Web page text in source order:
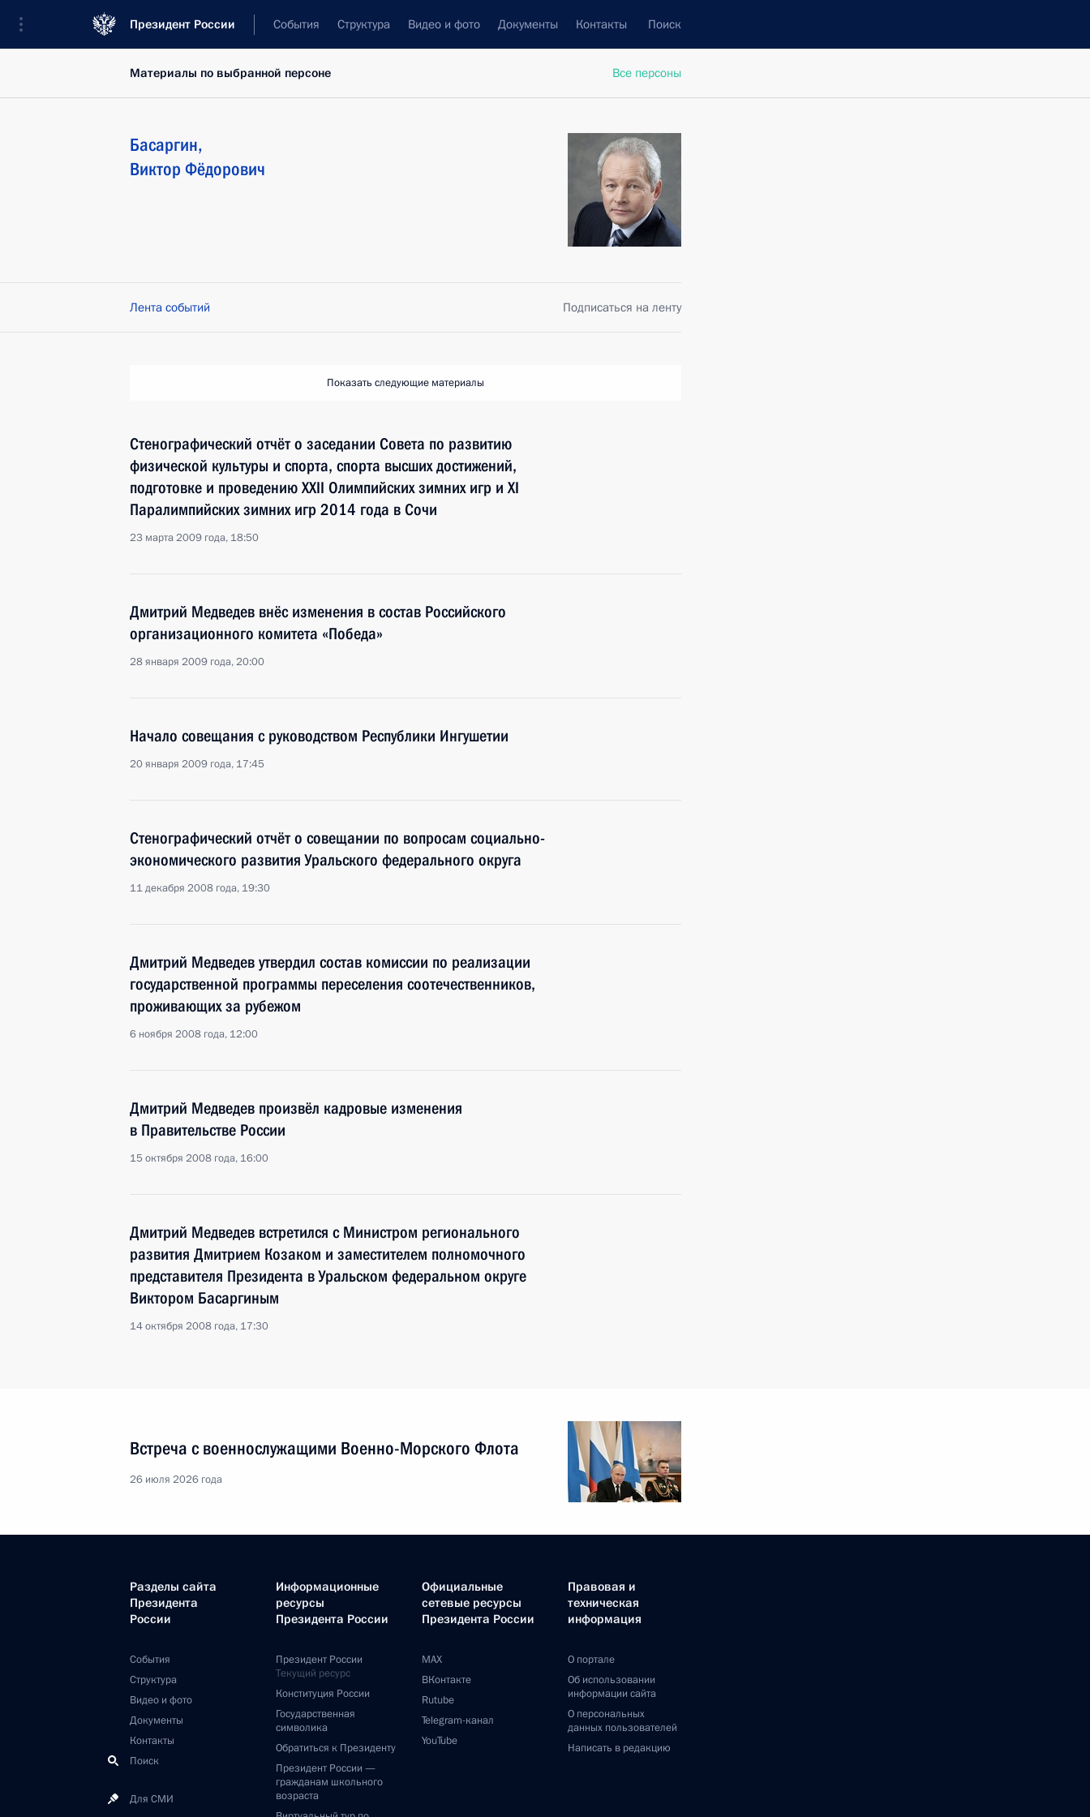
Президент России События Структура Видео и фото Документы Контакты Поиск
Все персоны
Материалы по выбранной персоне
Басаргин,
Виктор Фёдорович
Лента событий Подписаться на ленту
Показать следующие материалы
Стенографический отчёт о заседании Совета по развитию
физической культуры и спорта, спорта высших достижений,
подготовке и проведению XXII Олимпийских зимних игр и XI
Паралимпийских зимних игр 2014 года в Сочи
23 марта 2009 года, 18:50
Дмитрий Медведев внёс изменения в состав Российского
организационного комитета «Победа»
28 января 2009 года, 20:00
Начало совещания с руководством Республики Ингушетии
20 января 2009 года, 17:45
Стенографический отчёт о совещании по вопросам социально-
экономического развития Уральского федерального округа
11 декабря 2008 года, 19:30
Дмитрий Медведев утвердил состав комиссии по реализации
государственной программы переселения соотечественников,
проживающих за рубежом
6 ноября 2008 года, 12:00
Дмитрий Медведев произвёл кадровые изменения
в Правительстве России
15 октября 2008 года, 16:00
Дмитрий Медведев встретился с Министром регионального
развития Дмитрием Козаком и заместителем полномочного
представителя Президента в Уральском федеральном округе
Виктором Басаргиным
14 октября 2008 года, 17:30
Встреча с военнослужащими Военно-Морского Флота
26 июля 2026 года
Разделы сайта
Президента
России
События
Структура
Видео и фото
Документы
Контакты
Поиск
Для СМИ
Информационные
ресурсы
Президента России
Президент России
Текущий ресурс
Конституция России
Государственная
символика
Обратиться к Президенту
Президент России —
гражданам школьного
возраста
Официальные
сетевые ресурсы
Президента России
MAX
ВКонтакте
Rutube
Telegram-канал
YouTube
Правовая и
техническая
информация
О портале
Об использовании
информации сайта
О персональных
данных пользователей
Написать в редакцию